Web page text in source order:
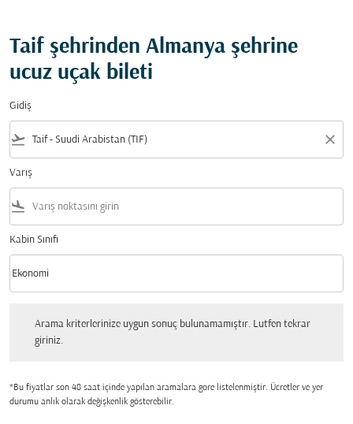
Taif şehrinden Almanya şehrine
ucuz uçak bileti
Gidiş
flight_takeoff close
Varış
flight_land
Kabin Sınıfı
Kabin Sınıfı option Ekonomi Selected
Ekonomi
keyboard_arrow_down
Arama kriterlerinize uygun sonuç bulunamamıştır. Lutfen tekrar
giriniz.
*Bu fiyatlar son 48 saat içinde yapılan aramalara gore listelenmiştir. Ücretler ve yer
durumu anlık olarak değişkenlik gösterebilir.